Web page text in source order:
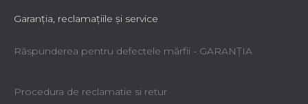
Garanţia, reclamaţiile şi service
Răspunderea pentru defectele mărfii - GARANŢIA
Procedura de reclamatie si retur